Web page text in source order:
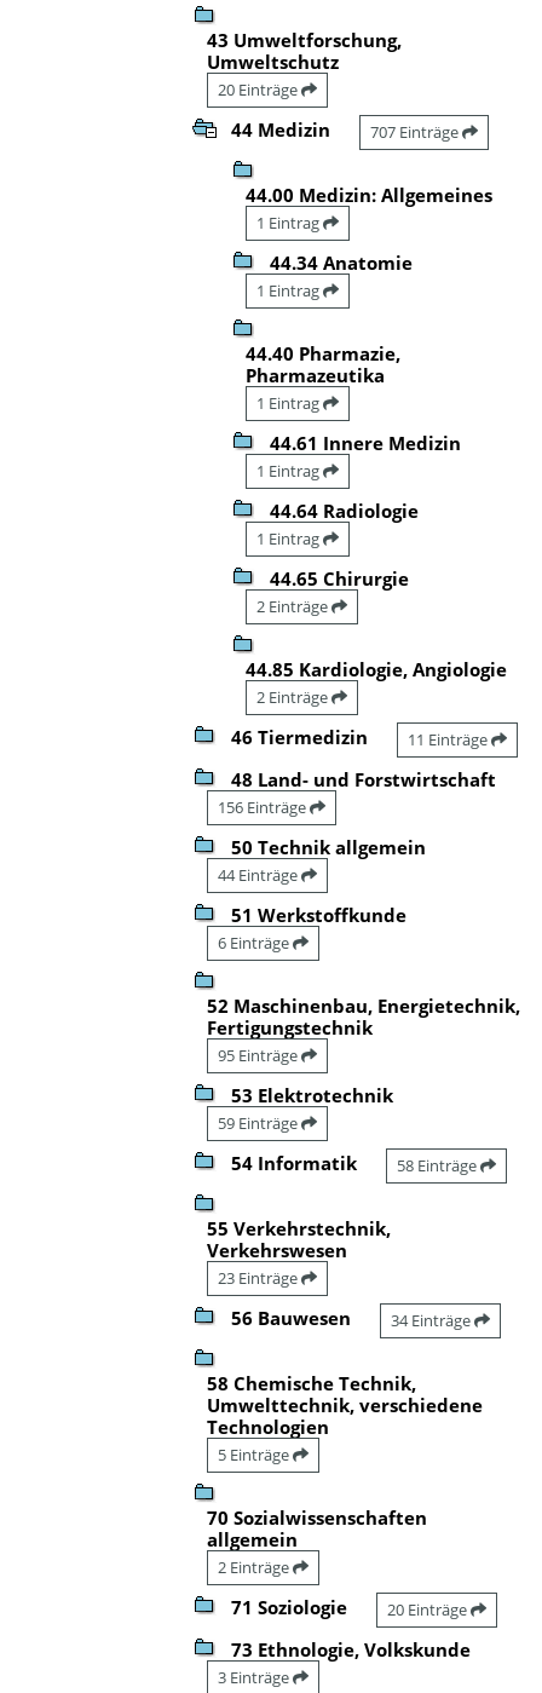
43 Umweltforschung,
Umweltschutz
20 Einträge
44 Medizin 707 Einträge
44.00 Medizin: Allgemeines
1 Eintrag
44.34 Anatomie
1 Eintrag
44.40 Pharmazie,
Pharmazeutika
1 Eintrag
44.61 Innere Medizin
1 Eintrag
44.64 Radiologie
1 Eintrag
44.65 Chirurgie
2 Einträge
44.85 Kardiologie, Angiologie
2 Einträge
46 Tiermedizin 11 Einträge
48 Land- und Forstwirtschaft
156 Einträge
50 Technik allgemein
44 Einträge
51 Werkstoffkunde
6 Einträge
52 Maschinenbau, Energietechnik,
Fertigungstechnik
95 Einträge
53 Elektrotechnik
59 Einträge
54 Informatik 58 Einträge
55 Verkehrstechnik,
Verkehrswesen
23 Einträge
56 Bauwesen 34 Einträge
58 Chemische Technik,
Umwelttechnik, verschiedene
Technologien
5 Einträge
70 Sozialwissenschaften
allgemein
2 Einträge
71 Soziologie 20 Einträge
73 Ethnologie, Volkskunde
3 Einträge